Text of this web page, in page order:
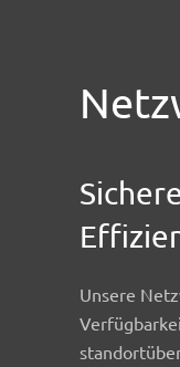
Unsere